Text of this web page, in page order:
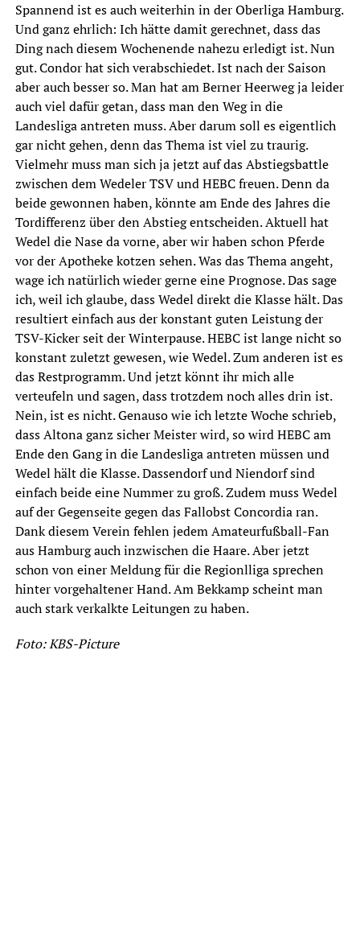
Spannend ist es auch weiterhin in der Oberliga Hamburg.
Und ganz ehrlich: Ich hätte damit gerechnet, dass das
Ding nach diesem Wochenende nahezu erledigt ist. Nun
gut. Condor hat sich verabschiedet. Ist nach der Saison
aber auch besser so. Man hat am Berner Heerweg ja leider
auch viel dafür getan, dass man den Weg in die
Landesliga antreten muss. Aber darum soll es eigentlich
gar nicht gehen, denn das Thema ist viel zu traurig.
Vielmehr muss man sich ja jetzt auf das Abstiegsbattle
zwischen dem Wedeler TSV und HEBC freuen. Denn da
beide gewonnen haben, könnte am Ende des Jahres die
Tordifferenz über den Abstieg entscheiden. Aktuell hat
Wedel die Nase da vorne, aber wir haben schon Pferde
vor der Apotheke kotzen sehen. Was das Thema angeht,
wage ich natürlich wieder gerne eine Prognose. Das sage
ich, weil ich glaube, dass Wedel direkt die Klasse hält. Das
resultiert einfach aus der konstant guten Leistung der
TSV-Kicker seit der Winterpause. HEBC ist lange nicht so
konstant zuletzt gewesen, wie Wedel. Zum anderen ist es
das Restprogramm. Und jetzt könnt ihr mich alle
verteufeln und sagen, dass trotzdem noch alles drin ist.
Nein, ist es nicht. Genauso wie ich letzte Woche schrieb,
dass Altona ganz sicher Meister wird, so wird HEBC am
Ende den Gang in die Landesliga antreten müssen und
Wedel hält die Klasse. Dassendorf und Niendorf sind
einfach beide eine Nummer zu groß. Zudem muss Wedel
auf der Gegenseite gegen das Fallobst Concordia ran.
Dank diesem Verein fehlen jedem Amateurfußball-Fan
aus Hamburg auch inzwischen die Haare. Aber jetzt
schon von einer Meldung für die Regionlliga sprechen
hinter vorgehaltener Hand. Am Bekkamp scheint man
auch stark verkalkte Leitungen zu haben.
Foto: KBS-Picture